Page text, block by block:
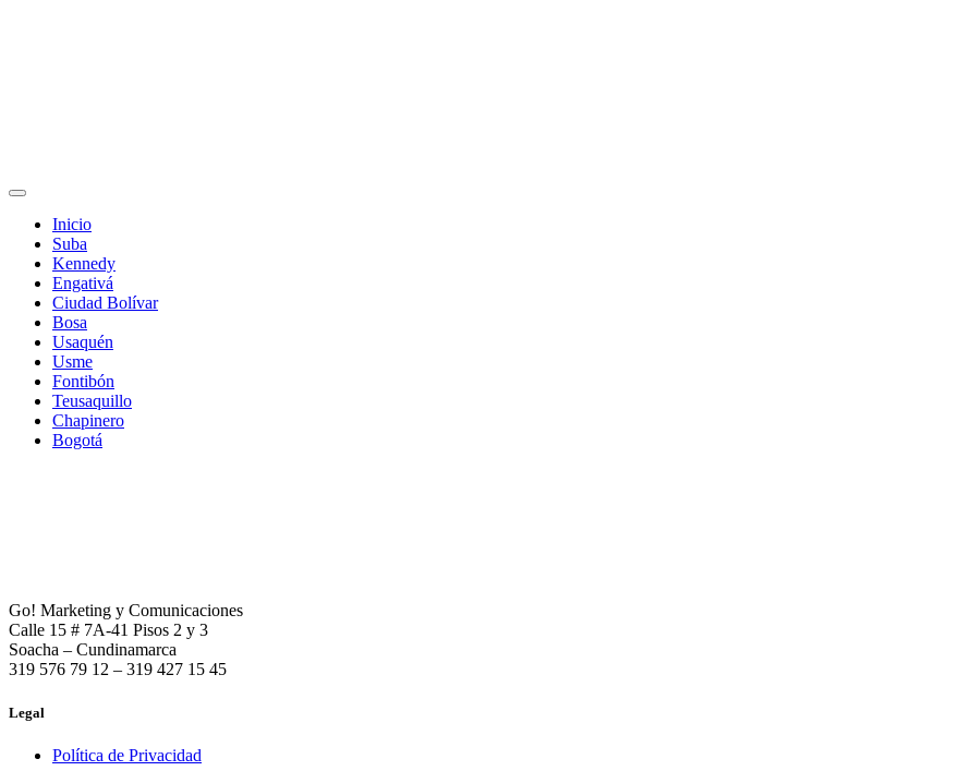
Inicio
Suba
Kennedy
Engativá
Ciudad Bolívar
Bosa
Usaquén
Usme
Fontibón
Teusaquillo
Chapinero
Bogotá
Go! Marketing y Comunicaciones
Calle 15 # 7A-41 Pisos 2 y 3
Soacha – Cundinamarca
319 576 79 12 – 319 427 15 45
Legal
Política de Privacidad